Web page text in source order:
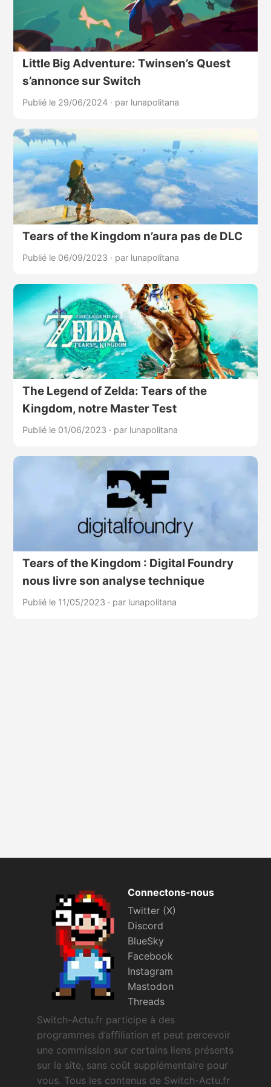
Little Big Adventure: Twinsen’s Quest
s’annonce sur Switch
Publié le 29/06/2024 · par lunapolitana
Tears of the Kingdom n’aura pas de DLC
Publié le 06/09/2023 · par lunapolitana
The Legend of Zelda: Tears of the
Kingdom, notre Master Test
Publié le 01/06/2023 · par lunapolitana
Tears of the Kingdom : Digital Foundry
nous livre son analyse technique
Publié le 11/05/2023 · par lunapolitana
Connectons-nous
Twitter (X)
Discord
BlueSky
Facebook
Instagram
Mastodon
Threads
Switch-Actu.fr participe à des
programmes d’affiliation et peut percevoir
une commission sur certains liens présents
sur le site, sans coût supplémentaire pour
vous. Tous les contenus de Switch-Actu.fr